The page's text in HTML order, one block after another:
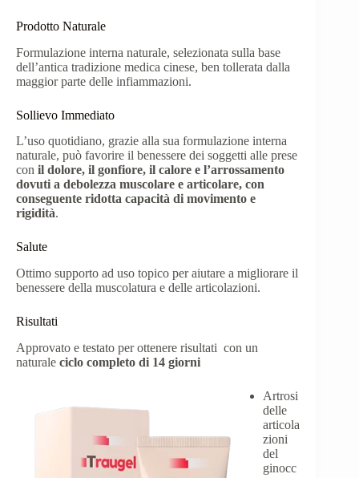
Prodotto Naturale
Formulazione interna naturale, selezionata sulla base
dell’antica tradizione medica cinese, ben tollerata dalla
maggior parte delle infiammazioni.
Sollievo Immediato
L’uso quotidiano, grazie alla sua formulazione interna
naturale, può favorire il benessere dei soggetti alle prese
con il dolore, il gonfiore, il calore e l’arrossamento
dovuti a debolezza muscolare e articolare, con
conseguente ridotta capacità di movimento e
rigidità.
Salute
Ottimo supporto ad uso topico per aiutare a migliorare il
benessere della muscolatura e delle articolazioni.
Risultati
Approvato e testato per ottenere risultati con un
naturale ciclo completo di 14 giorni
Artrosi
delle
articola
zioni
del
ginocc